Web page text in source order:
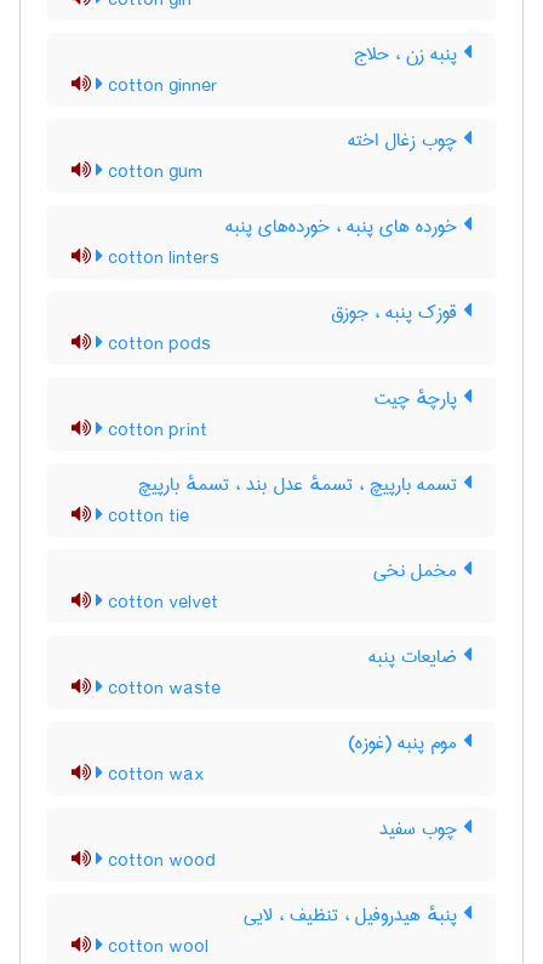
پنبه زن ، حلاج
cotton ginner
چوب زغال اخته
cotton gum
خورده های پنبه ، خورده‌های پنبه
cotton linters
قوزک پنبه ، جوزق
cotton pods
پارچهٔ چیت
cotton print
تسمه بارپیچ ، تسمهٔ عدل بند ، تسمهٔ بارپیچ
cotton tie
مخمل نخی
cotton velvet
ضایعات پنبه
cotton waste
موم پنبه (غوزه)
cotton wax
چوب سفید
cotton wood
پنبهٔ هیدروفیل ، تنظیف ، لایی
cotton wool